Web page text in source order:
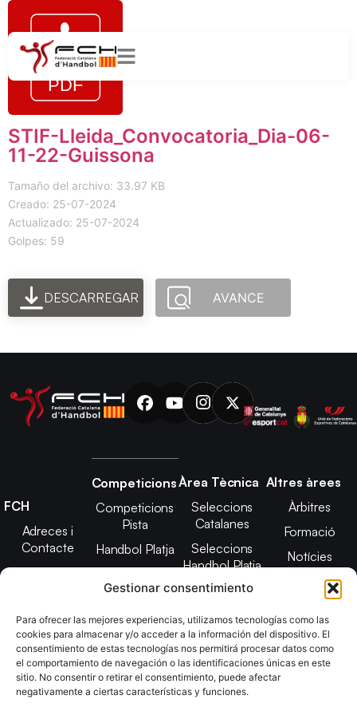
Gestionar consentimiento
Para ofrecer las mejores experiencias, utilizamos tecnologías como las
cookies para almacenar y/o acceder a la información del dispositivo. El
consentimiento de estas tecnologías nos permitirá procesar datos como
el comportamiento de navegación o las identificaciones únicas en este
sitio. No consentir o retirar el consentimiento, puede afectar
negativamente a ciertas características y funciones.
STIF-Lleida_Convocatoria_Dia-06-
11-22-Guissona
Tamaño del archivo: 33.97 KB
Creado: 25-07-2024
Actualizado: 25-07-2024
Golpes: 59
DESCARREGAR AVANCE
FCH
Adreces i
Contacte
Junta Directiva
2025
Estatuts
Transparència
Imatge
Competicions
Competicions
Pista
Handbol Platja
Àrea Tècnica
Seleccions
Catalanes
Seleccions
Handbol Platja
Tecnificació
CATH
Promoció
Altres àrees
Àrbitres
Formació
Notícies
Adreces de
contacte